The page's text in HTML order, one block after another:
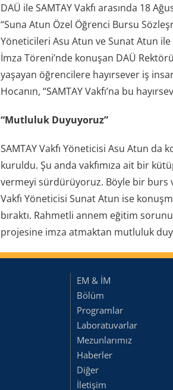
DAÜ ile SAMTAY Vakfı arasında 18
“Suna Atun Özel Öğrenci Bursu
Yöneticileri Asu Atun ve Sunat Atun ile
İmza Töreni’nde konuşan DAÜ
yaşayan öğrencilere hayırsever iş
Hocanın, “SAMTAY Vakfı’na bu
“Mutluluk Duyuyoruz”
SAMTAY Vakfı Yöneticisi Asu Atun da
kuruldu. Şu anda vakfımıza ait bir
vermeyi sürdürüyoruz. Böyle bir burs
Vakfı Yöneticisi Sunat Atun ise
bıraktı. Rahmetli annem eğitim
projesine imza atmaktan mutluluk
EM & İM
Bölüm
Programlar
Laboratuvarlar
Mezunlarımız
Haberler
Diğer
İletişim